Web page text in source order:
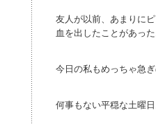
友人が以前、あまりに
血を出したことがあった
今日の私もめっちゃ急
何事もない平穏な土曜日